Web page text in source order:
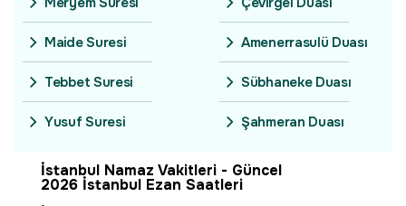
Maide Suresi
Tebbet Suresi
Yusuf Suresi
Amenerrasulü Duası
Sübhaneke Duası
Şahmeran Duası
İstanbul Namaz Vakitleri - Güncel
2026 İstanbul Ezan Saatleri